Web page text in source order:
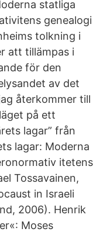
statliga
genealogi
tolkning i
att tillämpas i
för den
av det
återkommer till
på ett
lagar” från
lagar: Moderna
itetens
Tossavainen,
in Israeli
2006). Henrik
Moses